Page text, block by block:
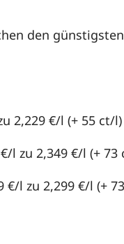
den
2,229 €/l (+ 55 ct/l)
l zu 2,349 €/l (+ 73
€/l zu 2,299 €/l (+